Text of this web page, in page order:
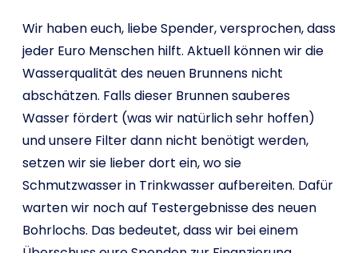
Wir haben euch, liebe Spender, versprochen, dass
jeder Euro Menschen hilft. Aktuell können wir die
Wasserqualität des neuen Brunnens nicht
abschätzen. Falls dieser Brunnen sauberes
Wasser fördert (was wir natürlich sehr hoffen)
und unsere Filter dann nicht benötigt werden,
setzen wir sie lieber dort ein, wo sie
Schmutzwasser in Trinkwasser aufbereiten. Dafür
warten wir noch auf Testergebnisse des neuen
Bohrlochs. Das bedeutet, dass wir bei einem